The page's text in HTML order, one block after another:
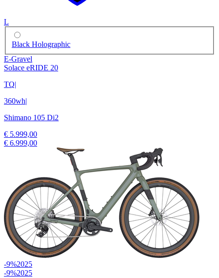
L
Black Holographic
E-Gravel
Solace eRIDE 20
TQ|
360wh|
Shimano 105 Di2
€ 5.999,00
€ 6.999,00
-9%2025
-9%2025